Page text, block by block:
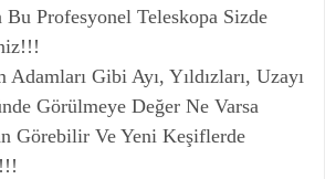
Bu Profesyonel Teleskopa Sizde
Gibi Ayı, Yıldızları, Uzayı
Görülmeye Değer Ne Varsa
Görebilir Ve Yeni Keşiflerde